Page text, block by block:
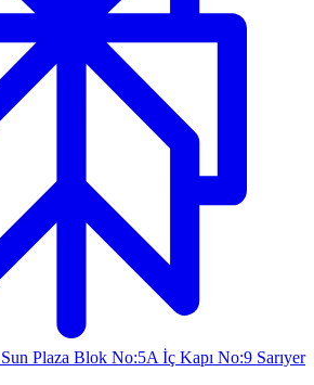
Plaza Blok No:5A İç Kapı No:9 Sarıyer